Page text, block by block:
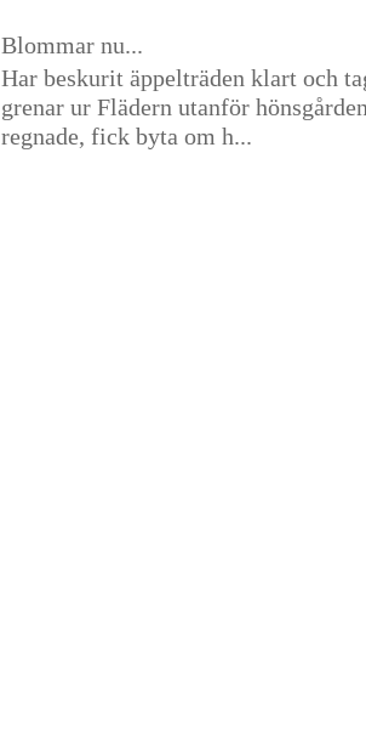
Blommar nu...
Har beskurit äppelträden klart och
grenar ur Flädern utanför
regnade, fick byta om h...